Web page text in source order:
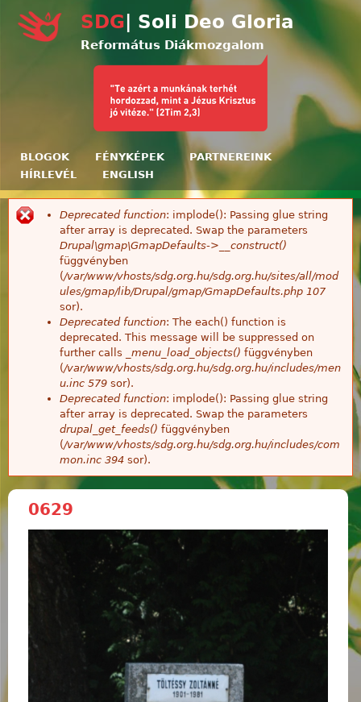
SDG | Soli Deo Gloria
Református Diákmozgalom
BLOGOK FÉNYKÉPEK
PARTNEREINK
HÍRLEVÉL
ENGLISH
Hibaüzenet
Deprecated function: implode(): Passing glue string
after array is deprecated. Swap the parameters
Drupal\gmap\GmapDefaults->__construct()
függvényben
(/var/www/vhosts/sdg.org.hu/sdg.org.hu/sites/all/mod
ules/gmap/lib/Drupal/gmap/GmapDefaults.php 107
sor).
Deprecated function: The each() function is
deprecated. This message will be suppressed on
further calls
_menu_load_objects() függvényben
(/var/www/vhosts/sdg.org.hu/sdg.org.hu/includes/men
u.inc 579 sor).
Deprecated function: implode(): Passing glue string
after array is deprecated. Swap the parameters
drupal_get_feeds() függvényben
(/var/www/vhosts/sdg.org.hu/sdg.org.hu/includes/com
mon.inc 394 sor).
0629